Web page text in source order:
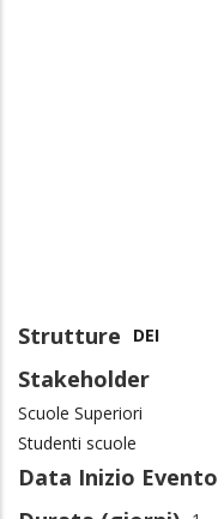
Strutture DEI
Stakeholder
Scuole Superiori
Studenti scuole
Data Inizio Evento